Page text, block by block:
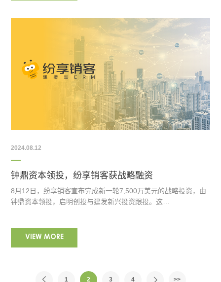
2024.08.12
钟鼎资本领投，纷享销客获战略融资
8月12日，纷享销客宣布完成新一轮7,500万美元的战略投资，由
钟鼎资本领投，启明创投与建发新兴投资跟投。这…
VIEW MORE
1 2 3 4 >>